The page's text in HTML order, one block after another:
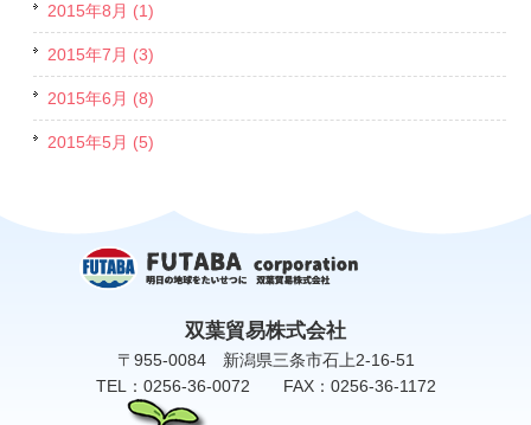
2015年8月 (1)
2015年7月 (3)
2015年6月 (8)
2015年5月 (5)
双葉貿易株式会社
〒955-0084 新潟県三条市石上2-16-51
TEL：0256-36-0072 FAX：0256-36-1172